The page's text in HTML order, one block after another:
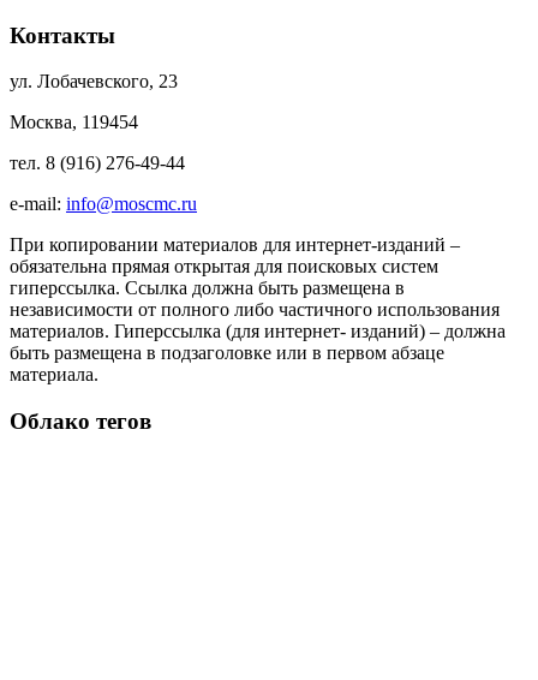
Контакты
ул. Лобачевского, 23
Москва, 119454
тел. 8 (916) 276-49-44
e-mail: info@moscmc.ru
При копировании материалов для интернет-изданий –
обязательна прямая открытая для поисковых систем
гиперссылка. Ссылка должна быть размещена в
независимости от полного либо частичного использования
материалов. Гиперссылка (для интернет- изданий) – должна
быть размещена в подзаголовке или в первом абзаце
материала.
Облако тегов